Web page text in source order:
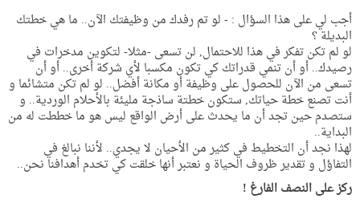
أجب لي على هذا السؤال : - لو تم رفدك من وظيفتك الآن.. ما هي خطتك
البديلة ؟
لو لم تكن تفكر في هذا للاحتمال, لن تسعى -مثلا- لتكوين مدخرات في
رصيدك.. أو أن تنمي قدراتك كي تكون مكسبا لأي شركة أخرى.. أو أن
تسعى من الآن للحصول على وظيفة أو مكانة أفضل.. لو لم تكن متشائما و
أنت تصنع خطة حياتك, ستكون خطتة ساذجة مليئة بالأحلام الوردية.. و
ستصدم حين تجد أن ما يحدث على أرض الواقع ليس هو ما خططت له من
البداية..
لهذا نجد أن التخطيط في كثير من الأحيان لا يجدي.. لأننا نبالغ في
التفاؤل و تقدير ظروف الحياة و نعتبر أنها خلقت كي تخدم أهدافنا نحن..
ركز على النصف الفارغ !